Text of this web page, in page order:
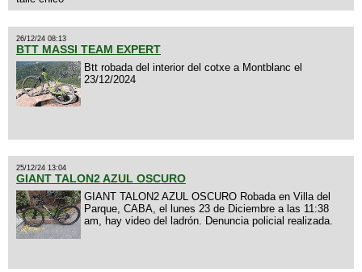
26/12/24 08:13
BTT MASSI TEAM EXPERT
Btt robada del interior del cotxe a Montblanc el
23/12/2024
25/12/24 13:04
GIANT TALON2 AZUL OSCURO
GIANT TALON2 AZUL OSCURO Robada en Villa del
Parque, CABA, el lunes 23 de Diciembre a las 11:38
am, hay video del ladrón. Denuncia policial realizada.